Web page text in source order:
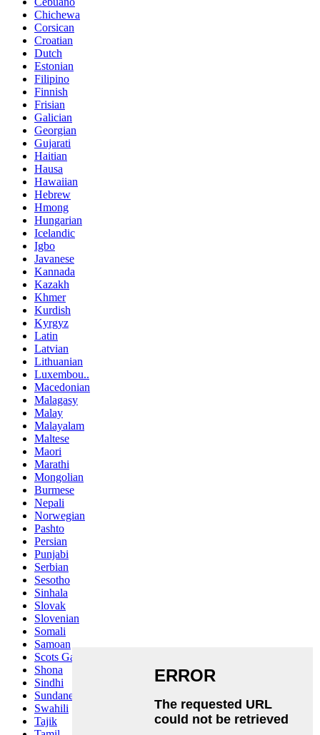
Chichewa
Corsican
Croatian
Dutch
Estonian
Filipino
Finnish
Frisian
Galician
Georgian
Gujarati
Haitian
Hausa
Hawaiian
Hebrew
Hmong
Hungarian
Icelandic
Igbo
Javanese
Kannada
Kazakh
Khmer
Kurdish
Kyrgyz
Latin
Latvian
Lithuanian
Luxembou..
Macedonian
Malagasy
Malay
Malayalam
Maltese
Maori
Marathi
Mongolian
Burmese
Nepali
Norwegian
Pashto
Persian
Punjabi
Serbian
Sesotho
Sinhala
Slovak
Slovenian
Somali
Samoan
Scots Gaelic
Shona
Sindhi
Sundanese
Swahili
Tajik